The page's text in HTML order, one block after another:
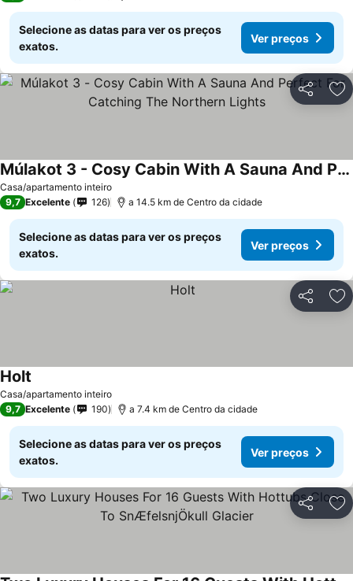
Selecione as datas para ver os preços
exatos.
Ver preços
Partilhar
Casa/apartamento inteiro
Múlakot 3 - Cosy Cabin With A Sauna And Perfect For Catching The Northern Lights
Ver preços
9,7 Excelente 126 a 14.5 km de Centro da cidade
Selecione as datas para ver os preços
exatos.
Ver preços
Partilhar
Casa/apartamento inteiro
Holt
9,7 Excelente 190 a 7.4 km de Centro da cidade
Selecione as datas para ver os preços
exatos.
Ver preços
Partilhar